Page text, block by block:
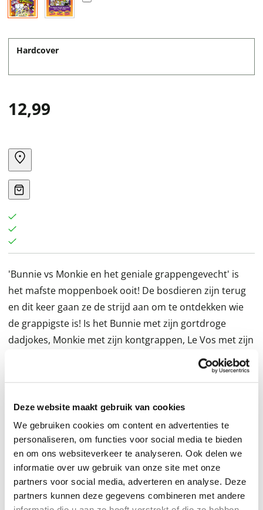
Deze website maakt gebruik van cookies
We gebruiken cookies om content en advertenties te
personaliseren, om functies voor social media te bieden
en om ons websiteverkeer te analyseren. Ook delen we
informatie over uw gebruik van onze site met onze
partners voor social media, adverteren en analyse. Deze
partners kunnen deze gegevens combineren met andere
Hardcover
12,99
'Bunnie vs Monkie en het geniale grappengevecht' is
het mafste moppenboek ooit! De bosdieren zijn terug
en dit keer gaan ze de strijd aan om te ontdekken wie
de grappigste is! Is het Bunnie met zijn gortdroge
dadjokes, Monkie met zijn kontgrappen, Le Vos met zijn
raadsels, Big en Wienie met hun dappere eerste
pogingen tot een 'goede' mop, Stinkie met zijn geniale
de grootste lolbroek van het bos?
Het wordt lachen, gieren, brullen met dit maffe
moppenboek van bestsellerauteur Jamie Smart. De
hilarische, flauwe en scherpe moppen zijn onderdeel
van een verhaal over de razend populaire bosdieren.
Wie vertelt de beste moppen?